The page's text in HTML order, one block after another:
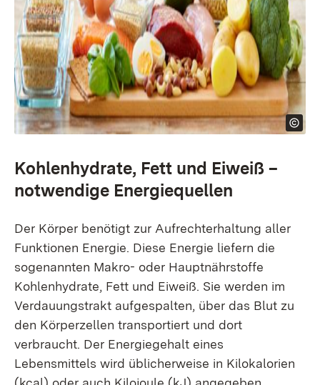
Kohlenhydrate, Fett und Eiweiß –
notwendige Energiequellen
Der Körper benötigt zur Aufrechterhaltung aller
Funktionen Energie. Diese Energie liefern die
sogenannten Makro- oder Hauptnährstoffe
Kohlenhydrate, Fett und Eiweiß. Sie werden im
Verdauungstrakt aufgespalten, über das Blut zu
den Körperzellen transportiert und dort
verbraucht. Der Energiegehalt eines
Lebensmittels wird üblicherweise in Kilokalorien